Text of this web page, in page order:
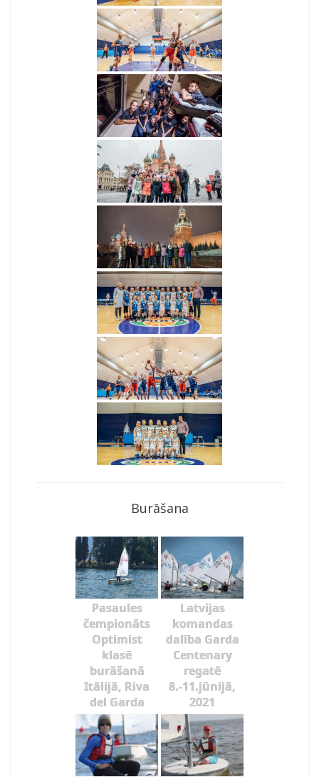
Burāšana
Pasaules
čempionāts
Optimist
klasē
burāšanā
Itālijā, Riva
del Garda
Latvijas
komandas
dalība Garda
Centenary
regatē
8.-11.jūnijā,
2021